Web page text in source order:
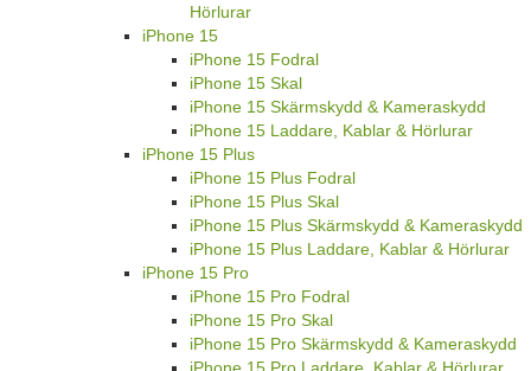
Hörlurar
iPhone 15
iPhone 15 Fodral
iPhone 15 Skal
iPhone 15 Skärmskydd & Kameraskydd
iPhone 15 Laddare, Kablar & Hörlurar
iPhone 15 Plus
iPhone 15 Plus Fodral
iPhone 15 Plus Skal
iPhone 15 Plus Skärmskydd & Kameraskydd
iPhone 15 Plus Laddare, Kablar & Hörlurar
iPhone 15 Pro
iPhone 15 Pro Fodral
iPhone 15 Pro Skal
iPhone 15 Pro Skärmskydd & Kameraskydd